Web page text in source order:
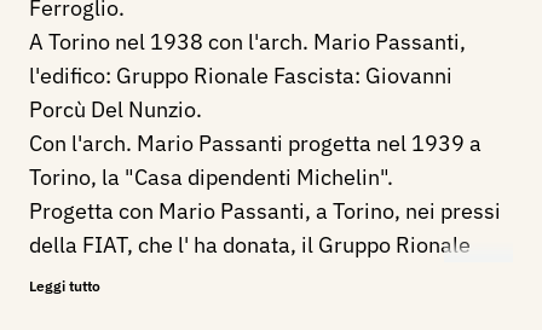
Ferroglio.
A Torino nel 1938 con l'arch. Mario Passanti,
l'edifico: Gruppo Rionale Fascista: Giovanni
Porcù Del Nunzio.
Con l'arch. Mario Passanti progetta nel 1939 a
Torino, la "Casa dipendenti Michelin".
Progetta con Mario Passanti, a Torino, nei pressi
della FIAT, che l' ha donata, il Gruppo Rionale
Filippo Corridoni.
Leggi tutto